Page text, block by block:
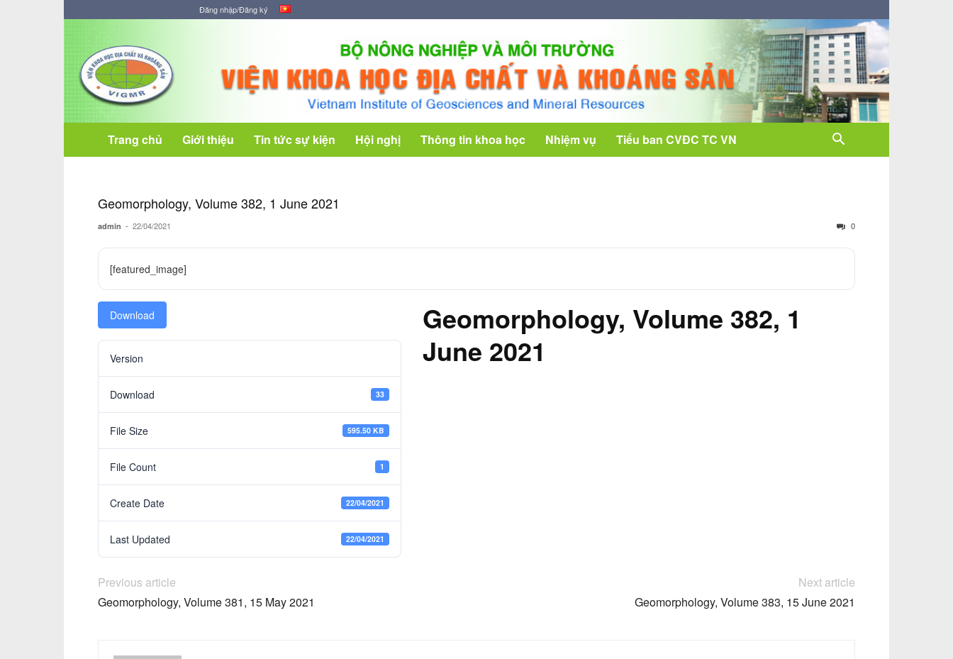
Đăng nhập/Đăng ký
Viện
Khoa
học
Địa
chất
và
Khoáng
sản
Trang chủ Giới thiệu Tin tức sự kiện Hội nghị Thông tin khoa học Nhiệm vụ Tiểu ban CVĐC TC VN
Geomorphology, Volume 382, 1 June 2021
admin - 22/04/2021 0
[featured_image]
Download
Version
Download 33
File Size 595.50 KB
File Count 1
Create Date 22/04/2021
Last Updated 22/04/2021
Geomorphology, Volume 382, 1
June 2021
Previous article
Geomorphology, Volume 381, 15 May 2021
Next article
Geomorphology, Volume 383, 15 June 2021